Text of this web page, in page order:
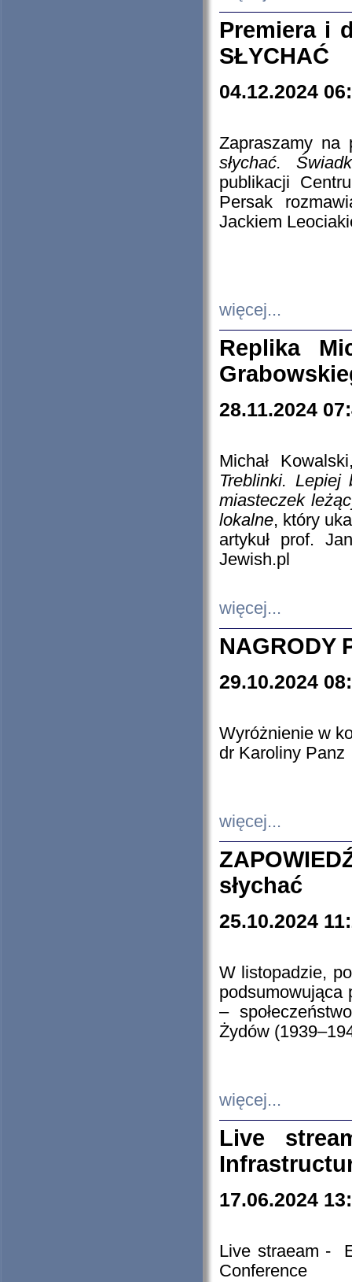
Premiera i
SŁYCHAĆ
04.12.2024
Zapraszamy
słychać.
publikacji
Persak
Jackiem
więcej...
Replika
28.11.2024
Michał
Treblinki. Lepiej
miasteczek
lokalne, który
artykuł prof.
Jewish.pl
więcej...
NAGRODY
29.10.2024
Wyróżnienie w
dr Karoliny Panz
więcej...
słychać
25.10.2024
W listopadzie,
podsumowująca
–
Żydów
więcej...
Live
17.06.2024
Live straeam -
Conference